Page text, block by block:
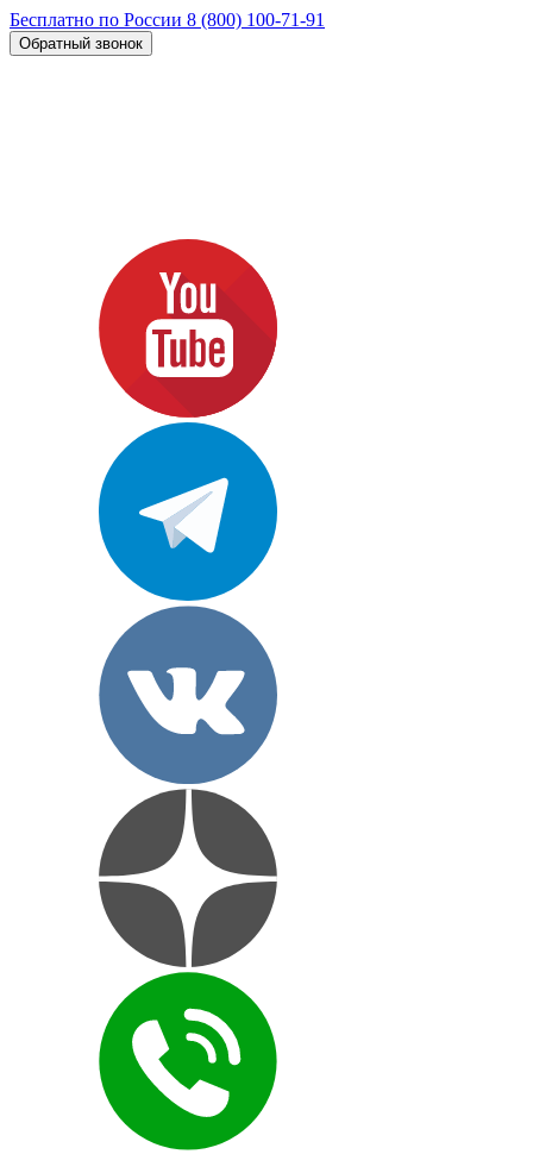
Бесплатно по России 8 (800) 100-71-91
Обратный звонок